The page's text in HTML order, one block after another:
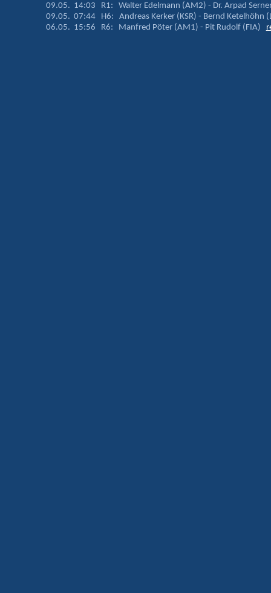
09.05. 14:03 R1: Walter Edelmann (AM2) - Dr. Arpad
09.05. 07:44 H6: Andreas Kerker (KSR) - Bernd Ketelhöhn
06.05. 15:56 R6: Manfred Pöter (AM1) - Pit Rudolf (FIA)